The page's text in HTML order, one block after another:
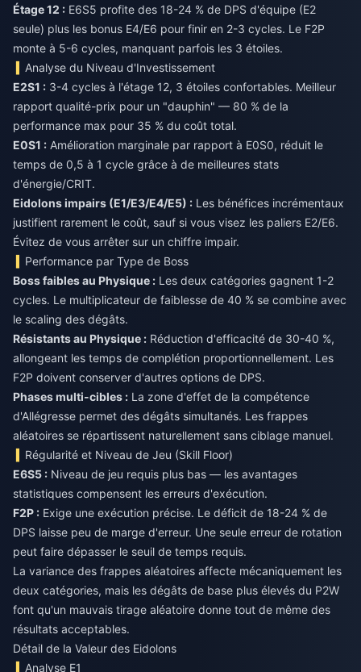
Étage 12 : E6S5 profite des 18-24 % de DPS d'équipe (E2
seule) plus les bonus E4/E6 pour finir en 2-3 cycles. Le F2P
monte à 5-6 cycles, manquant parfois les 3 étoiles.
Analyse du Niveau d'Investissement
E2S1 : 3-4 cycles à l'étage 12, 3 étoiles confortables. Meilleur
rapport qualité-prix pour un "dauphin" — 80 % de la
performance max pour 35 % du coût total.
E0S1 : Amélioration marginale par rapport à E0S0, réduit le
temps de 0,5 à 1 cycle grâce à de meilleures stats
d'énergie/CRIT.
Eidolons impairs (E1/E3/E4/E5) : Les bénéfices incrémentaux
justifient rarement le coût, sauf si vous visez les paliers E2/E6.
Évitez de vous arrêter sur un chiffre impair.
Performance par Type de Boss
Boss faibles au Physique : Les deux catégories gagnent 1-2
cycles. Le multiplicateur de faiblesse de 40 % se combine avec
le scaling des dégâts.
Résistants au Physique : Réduction d'efficacité de 30-40 %,
allongeant les temps de complétion proportionnellement. Les
F2P doivent conserver d'autres options de DPS.
Phases multi-cibles : La zone d'effet de la compétence
d'Allégresse permet des dégâts simultanés. Les frappes
aléatoires se répartissent naturellement sans ciblage manuel.
Régularité et Niveau de Jeu (Skill Floor)
E6S5 : Niveau de jeu requis plus bas — les avantages
statistiques compensent les erreurs d'exécution.
F2P : Exige une exécution précise. Le déficit de 18-24 % de
DPS laisse peu de marge d'erreur. Une seule erreur de rotation
peut faire dépasser le seuil de temps requis.
La variance des frappes aléatoires affecte mécaniquement les
deux catégories, mais les dégâts de base plus élevés du P2W
font qu'un mauvais tirage aléatoire donne tout de même des
résultats acceptables.
Détail de la Valeur des Eidolons
Analyse E1